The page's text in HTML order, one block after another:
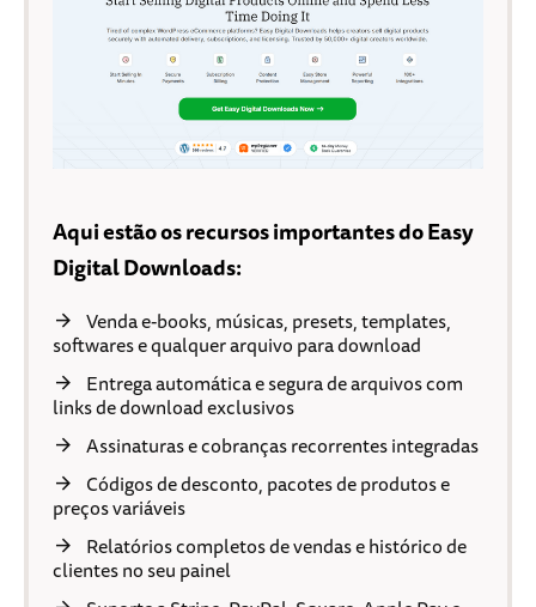
Aqui estão os recursos importantes do Easy
Digital Downloads:
Venda e-books, músicas, presets, templates,
softwares e qualquer arquivo para download
Entrega automática e segura de arquivos com
links de download exclusivos
Assinaturas e cobranças recorrentes integradas
Códigos de desconto, pacotes de produtos e
preços variáveis
Relatórios completos de vendas e histórico de
clientes no seu painel